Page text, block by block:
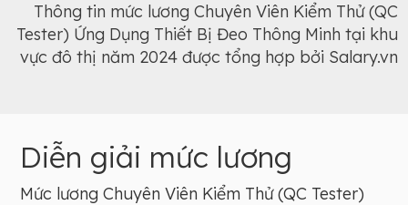
Thông tin mức lương Chuyên Viên Kiểm Thử (QC
Tester) Ứng Dụng Thiết Bị Đeo Thông Minh tại khu
vực đô thị năm 2024 được tổng hợp bởi Salary.vn
Diễn giải mức lương
Mức lương Chuyên Viên Kiểm Thử (QC Tester)